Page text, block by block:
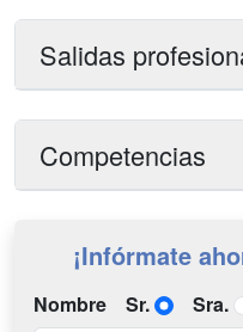
Salidas
Competencias
¡Infórmate
Nombre Sr. Sra.